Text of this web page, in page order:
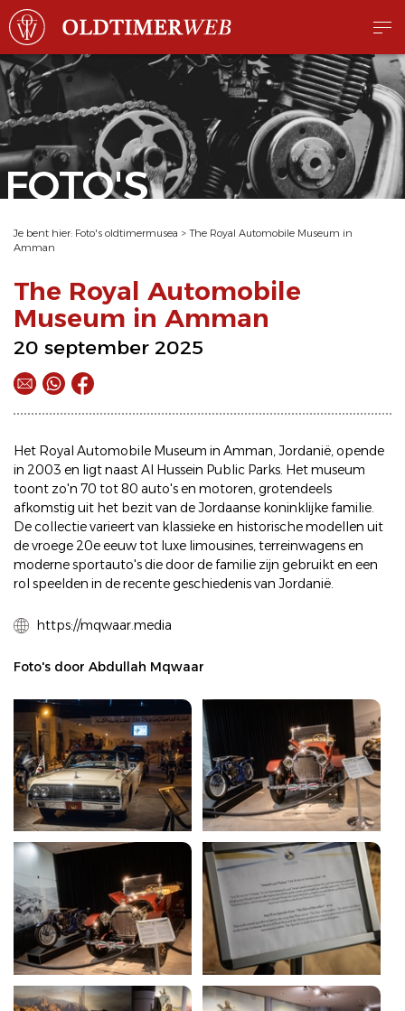
FOTO'S
Je bent hier: Foto's oldtimermusea > The Royal Automobile Museum in
Amman
The Royal Automobile
Museum in Amman
20 september 2025
Het Royal Automobile Museum in Amman, Jordanië, opende
in 2003 en ligt naast Al Hussein Public Parks. Het museum
toont zo'n 70 tot 80 auto's en motoren, grotendeels
afkomstig uit het bezit van de Jordaanse koninklijke familie.
De collectie varieert van klassieke en historische modellen uit
de vroege 20e eeuw tot luxe limousines, terreinwagens en
moderne sportauto's die door de familie zijn gebruikt en een
rol speelden in de recente geschiedenis van Jordanië.
https://mqwaar.media
Foto's door Abdullah Mqwaar